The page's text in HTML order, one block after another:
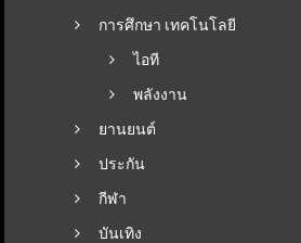
การศึกษา เทคโนโลยี
ไอที
พลังงาน
ยานยนต์
ประกัน
กีฬา
บันเทิง